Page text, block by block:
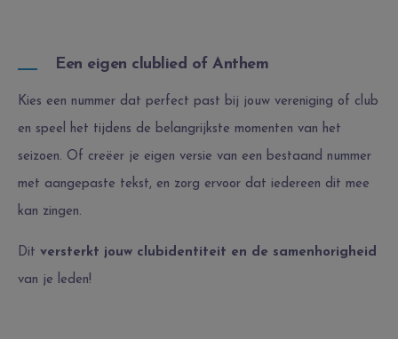
Een eigen clublied of Anthem
Kies een nummer dat perfect past bij jouw vereniging of club
en speel het tijdens de belangrijkste momenten van het
seizoen. Of creëer je eigen versie van een bestaand nummer
met aangepaste tekst, en zorg ervoor dat iedereen dit mee
kan zingen.
Dit versterkt jouw clubidentiteit en de samenhorigheid
van je leden!